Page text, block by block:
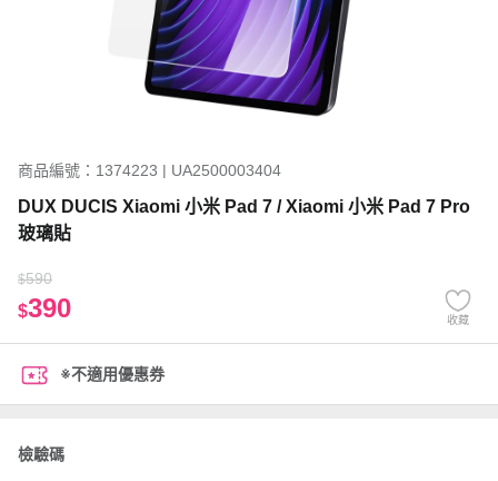
商品編號：1374223 | UA2500003404
DUX DUCIS Xiaomi 小米 Pad 7 / Xiaomi 小米 Pad 7 Pro
玻璃貼
$590
$390 收藏
※不適用優惠券
檢驗碼